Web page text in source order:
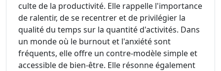
culte de la productivité. Elle rappelle l'importance
de ralentir, de se recentrer et de privilégier la
qualité du temps sur la quantité d'activités. Dans
un monde où le burnout et l'anxiété sont
fréquents, elle offre un contre-modèle simple et
accessible de bien-être. Elle résonne également